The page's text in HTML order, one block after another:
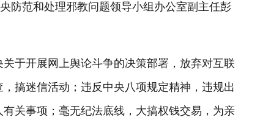
防范和处理邪教问题领导小组办公室副主任彭
于开展网上舆论斗争的决策部署，放弃对互联
搞迷信活动；违反中央八项规定精神，违规出
关事项；毫无纪法底线，大搞权钱交易，为亲